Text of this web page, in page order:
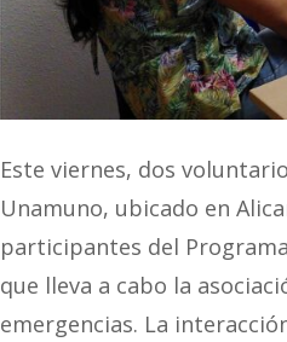
Este viernes, dos
Unamuno, ubicado en
participantes del
que lleva a cabo la
emergencias. La